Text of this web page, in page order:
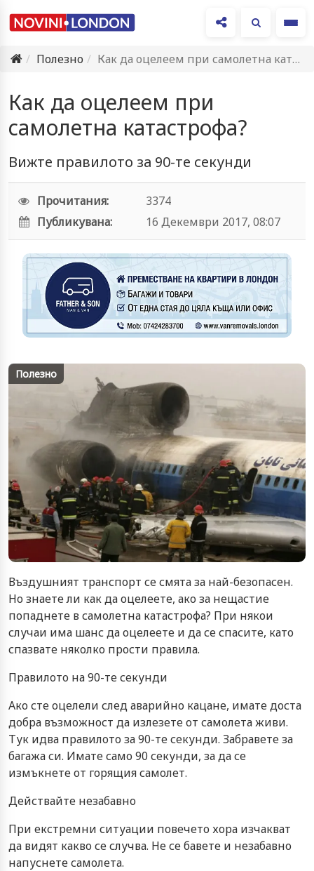
Полезно
Как да оцелеем при самолетна катастрофа?
Как да оцелеем при
самолетна катастрофа?
Вижте правилото за 90-те секунди
Прочитания:
3374
Публикувана:
16 Декември 2017, 08:07
Полезно
Въздушният транспорт се смята за най-безопасен.
Но знаете ли как да оцелеете, ако за нещастие
попаднете в самолетна катастрофа? При някои
случаи има шанс да оцелеете и да се спасите, като
спазвате няколко прости правила.
Правилото на 90-те секунди
Ако сте оцелели след аварийно кацане, имате доста
добра възможност да излезете от самолета живи.
Тук идва правилото за 90-те секунди. Забравете за
багажа си. Имате само 90 секунди, за да се
измъкнете от горящия самолет.
Действайте незабавно
При екстремни ситуации повечето хора изчакват
да видят какво се случва. Не се бавете и незабавно
напуснете самолета.